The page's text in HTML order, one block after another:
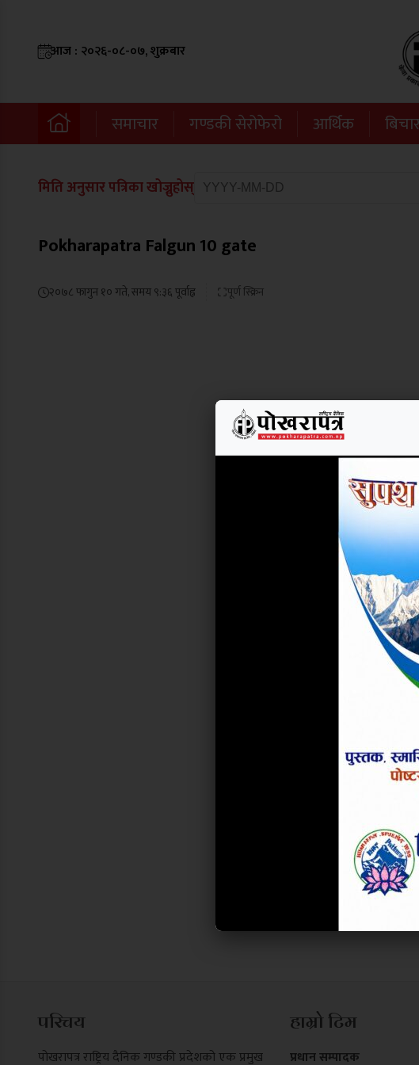
आज : २०२६-०८-०७, शुक्रबार
समाचार गण्डकी सेरोफेरो आर्थिक
मिति अनुसार पत्रिका खोज्नुहोस्
Pokharapatra Falgun 10 gate
२०७८ फागुन १० गते, समय ९:३६ पूर्वाह्न पूर्ण स्क्रिन
परिचय
पोखरापत्र राष्ट्रिय दैनिक गण्डकी प्रदेशको एक प्रमुख
हाम्रो टिम
प्रधान सम्पादक